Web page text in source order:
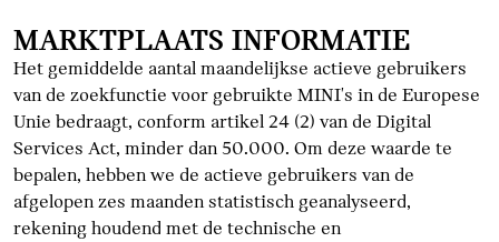
MARKTPLAATS INFORMATIE
Het gemiddelde aantal maandelijkse actieve gebruikers
van de zoekfunctie voor gebruikte MINI's in de Europese
Unie bedraagt, conform artikel 24 (2) van de Digital
Services Act, minder dan 50.000. Om deze waarde te
bepalen, hebben we de actieve gebruikers van de
afgelopen zes maanden statistisch geanalyseerd,
rekening houdend met de technische en